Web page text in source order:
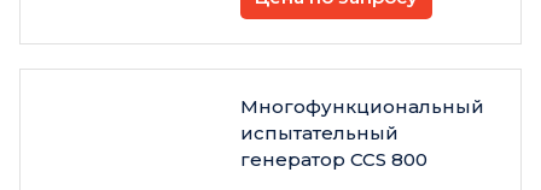
Многофункциональный
испытательный
генератор CCS 800